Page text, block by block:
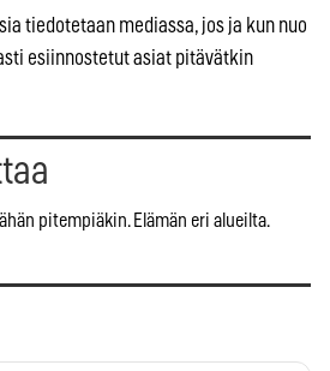
tiedotetaan mediassa, jos ja kun nuo
esiinnostetut asiat pitävätkin
pitempiäkin. Elämän eri alueilta.